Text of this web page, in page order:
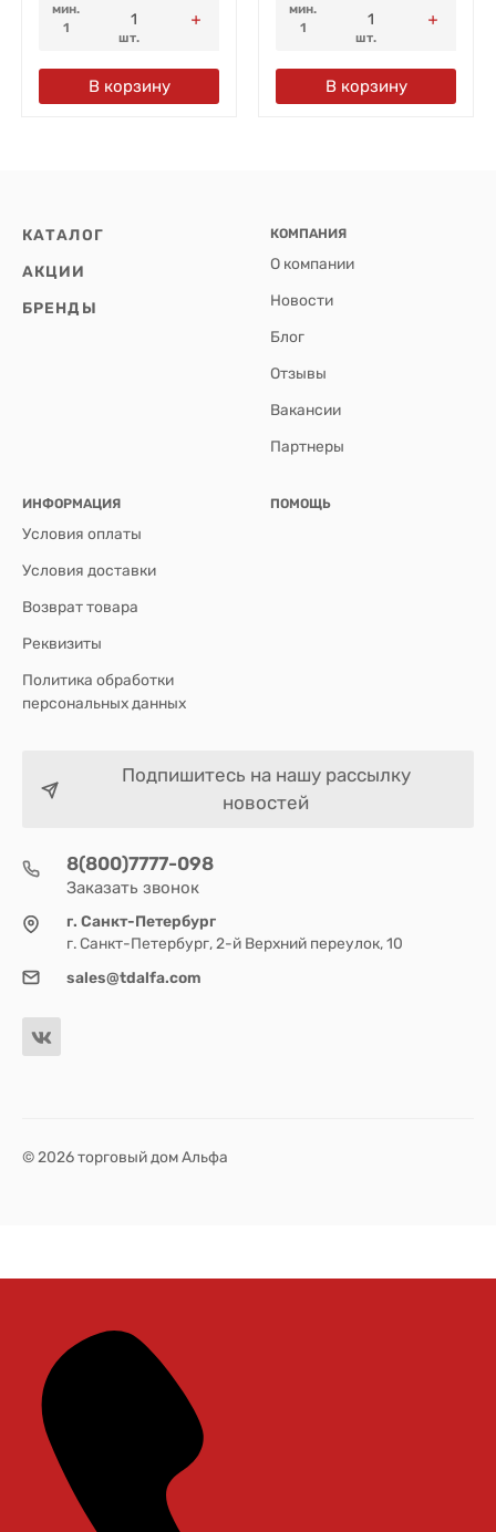
мин.
1
шт.
В корзину
мин.
1
шт.
В корзину
КАТАЛОГ
АКЦИИ
БРЕНДЫ
КОМПАНИЯ
О компании
Новости
Блог
Отзывы
Вакансии
Партнеры
ИНФОРМАЦИЯ
Условия оплаты
Условия доставки
Возврат товара
Реквизиты
Политика обработки
персональных данных
ПОМОЩЬ
Подпишитесь на нашу рассылку
новостей
8(800)7777-098
Заказать звонок
г. Санкт-Петербург
г. Санкт-Петербург, 2-й Верхний переулок, 10
sales@tdalfa.com
© 2026 торговый дом Альфа